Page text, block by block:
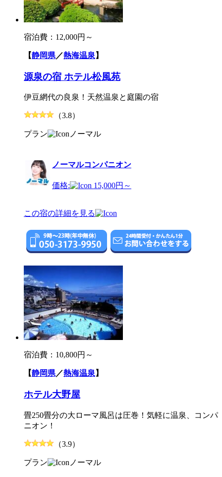
宿泊費： 12,000円～
【静岡県／熱海温泉 】
源泉の宿 ホテル松風苑
伊豆網代の良泉！天然温泉と庭園の宿
（3.8）
プラン ノーマル
ノーマルコンパニオン
価格: 15,000円～
この宿の詳細を見る
宿泊費： 10,800円～
【静岡県／熱海温泉 】
ホテル大野屋
畳250畳分の大ローマ風呂は圧巻！気軽に温泉、コンパ
ニオン！
（3.9）
プラン ノーマル